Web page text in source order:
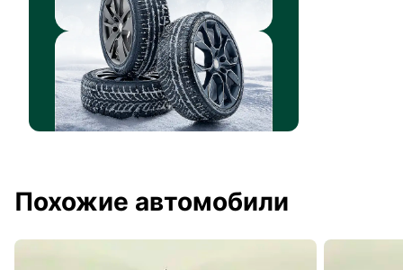
Похожие автомобили